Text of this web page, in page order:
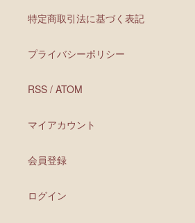
特定商取引法に基づく表記
プライバシーポリシー
RSS / ATOM
マイアカウント
会員登録
ログイン